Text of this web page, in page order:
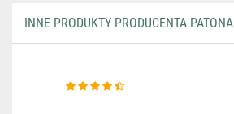
INNE PRODUKTY PRODUCENTA PATONA